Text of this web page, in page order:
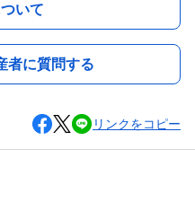
いて
者に質問する
リンクをコピー